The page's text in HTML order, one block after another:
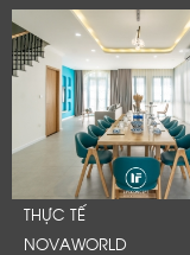
THỰC TẾ
NOVAWORLD